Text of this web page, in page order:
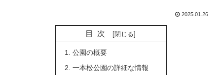
2025.01.26
目次
公園の概要
一本松公園の詳細な情報